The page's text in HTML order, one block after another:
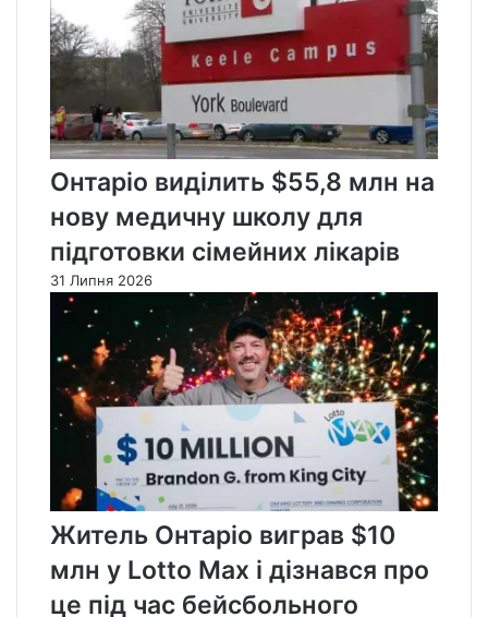
Онтаріо виділить $55,8 млн на
нову медичну школу для
підготовки сімейних лікарів
31 Липня 2026
Житель Онтаріо виграв $10
млн у Lotto Max і дізнався про
це під час бейсбольного